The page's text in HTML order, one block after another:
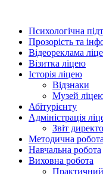
Психологічна
Прозорість та
Відеореклама
Візитка ліцею
Історія ліцею
Відзнаки
Музей
Абітурієнту
Адміністрація
Звіт
Методична робота
Навчальна робота
Виховна робота